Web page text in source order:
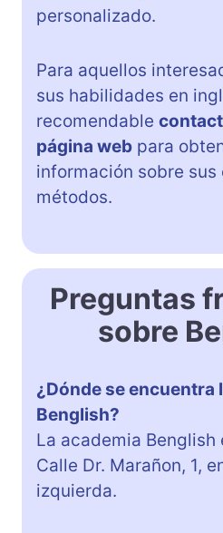
personalizado.
Para aquellos
sus habilidades en
recomendable
página web para
información sobre sus
métodos.
Preguntas
sobre
¿Dónde se encuentra
Benglish?
La academia Benglish
Calle Dr. Marañon, 1,
izquierda.